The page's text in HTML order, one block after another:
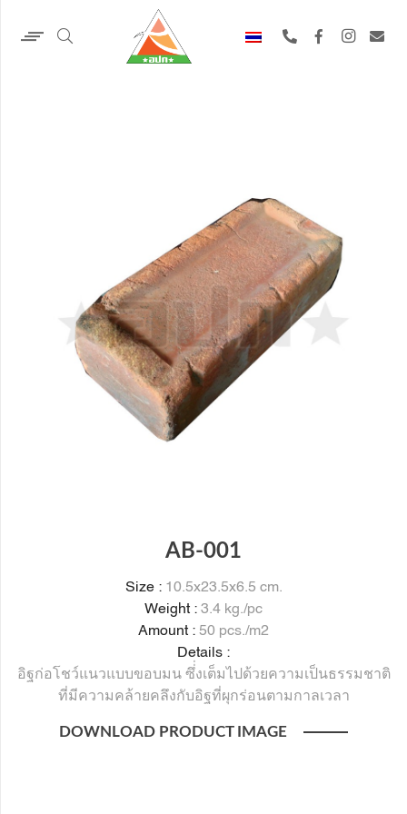
AB-001
Size :10.5x23.5x6.5 cm.
Weight : 3.4 kg./pc
Amount : 50 pcs./m2
Details :
อิฐก่อโชว์แนวแบบขอบมน ซึ่่งเต็มไปด้วยความเป็นธรรมชาติ
ที่มีความคล้ายคลึงกับอิฐที่ผุกร่อนตามกาลเวลา
DOWNLOAD PRODUCT IMAGE